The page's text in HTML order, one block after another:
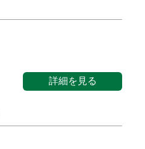
詳細を見る